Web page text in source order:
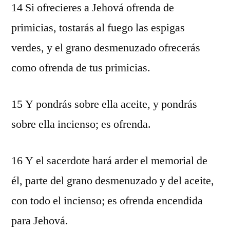
14 Si ofrecieres a Jehová ofrenda de
primicias, tostarás al fuego las espigas
verdes, y el grano desmenuzado ofrecerás
como ofrenda de tus primicias.
15 Y pondrás sobre ella aceite, y pondrás
sobre ella incienso; es ofrenda.
16 Y el sacerdote hará arder el memorial de
él, parte del grano desmenuzado y del aceite,
con todo el incienso; es ofrenda encendida
para Jehová.